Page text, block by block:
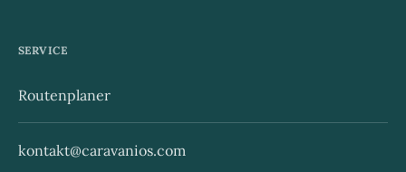
SERVICE
Routenplaner
kontakt@caravanios.com